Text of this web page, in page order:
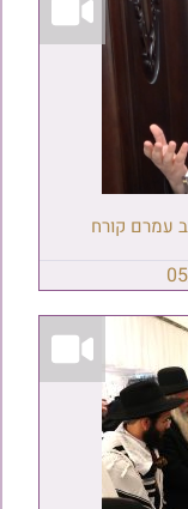
עמרם קורח